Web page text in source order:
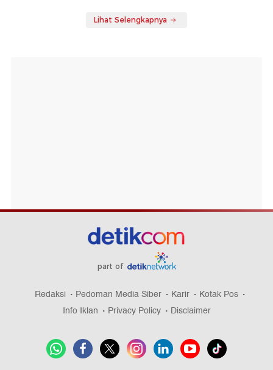
Lihat Selengkapnya
part of
Redaksi Pedoman Media Siber Karir
Kotak Pos
Info Iklan
Privacy Policy Disclaimer